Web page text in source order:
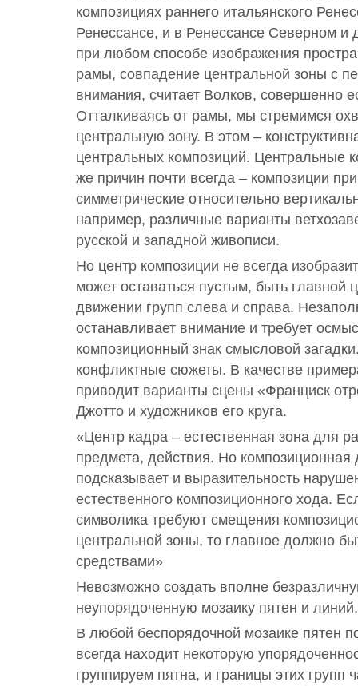
композициях раннего итальянского
Ренессансе, и в Ренессансе Северном и
при любом способе изображения
рамы, совпадение центральной зоны с
внимания, считает Волков, совершенно
Отталкиваясь от рамы, мы стремимся
центральную зону. В этом –
центральных композиций. Центральные
же причин почти всегда – композиции
симметрические относительно
например, различные варианты
русской и западной живописи.
Но центр композиции не всегда
может оставаться пустым, быть главной
движении групп слева и справа.
останавливает внимание и требует
композиционный знак смысловой
конфликтные сюжеты. В качестве
приводит варианты сцены «Франциск
Джотто и художников его круга.
«Центр кадра – естественная зона для
предмета, действия. Но композиционная
подсказывает и выразительность
естественного композиционного хода.
символика требуют смещения
центральной зоны, то главное должно
средствами»
Невозможно создать вполне
неупорядоченную мозаику пятен и линий.
В любой беспорядочной мозаике пятен
всегда находит некоторую
группируем пятна, и границы этих групп